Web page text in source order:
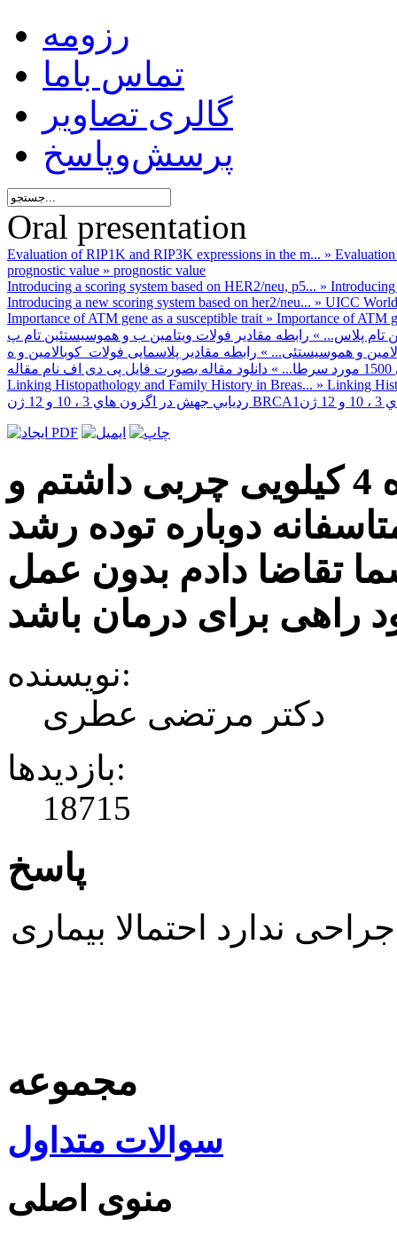
رزومه
تماس باما
گالری تصاویر
پرسش‌وپاسخ
Oral presentation
Evaluation of RIP1K and RIP3K expressions in the m... »
prognostic value » prognostic value
Introducing a scoring system based on HER2/neu, p5... » Introducing
Introducing a new scoring system based on her2/neu... » UICC
Importance of ATM gene as a susceptible trait » Importance of ATM
تام پلاس... »
و هموسیستئی... »
»
Linking Histopathology and Family History in Breas... » Linking
اینجانب اسفند 87 یک توده 4 کیلویی چربی داشتم و
دوباره توده رشد
از شما تقاضا دادم بدون عمل
برای درمان باشد
نویسنده:
دکتر مرتضی عطری
بازدیدها:
18715
پاسخ
ندارد احتمالا بیماری
مجموعه
سوالات متداول
منوی اصلی